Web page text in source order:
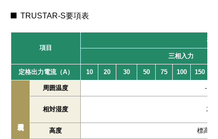
TRUSTAR-S要項表
項目
標
三相入力
定格出力電流（A） 10 20 30 50 75 100 150
周囲温度 -10
相対湿度 25
高度 標高